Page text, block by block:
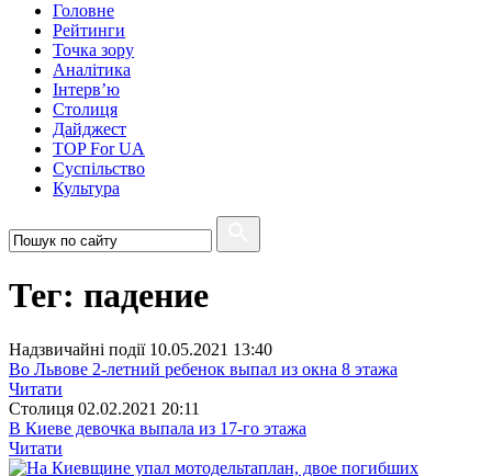
Головне
Рейтинги
Точка зору
Аналітика
Інтерв’ю
Столиця
Дайджест
TOP For UA
Суспiльство
Культура
Тег: падение
Надзвичайні події 10.05.2021 13:40
Во Львове 2-летний ребенок выпал из окна 8 этажа
Читати
Столиця 02.02.2021 20:11
В Киеве девочка выпала из 17-го этажа
Читати